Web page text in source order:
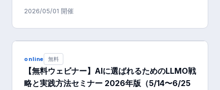
2026/05/01 開催
online 無料
【無料ウェビナー】AIに選ばれるためのLLMO戦
略と実践方法セミナー 2026年版（5/14〜6/25